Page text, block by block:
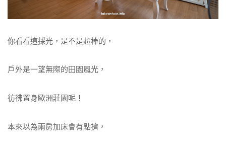
你看看這採光，是不是超棒的，
戶外是一望無際的田園風光，
彷彿置身歐洲莊園呢！
本來以為兩房加床會有點擠，